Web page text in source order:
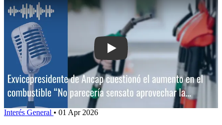
Play: Exvicepresidente de Ancap
Interés General • 01 Apr 2026